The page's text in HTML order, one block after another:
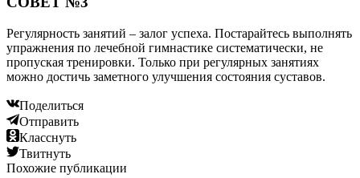
Регулярность занятий – залог успеха. Постарайтесь выполнять
упражнения по лечебной гимнастике систематически, не
пропуская тренировки. Только при регулярных занятиях
можно достичь заметного улучшения состояния суставов.
Поделиться
Отправить
Класснуть
Твитнуть
Похожие публикации